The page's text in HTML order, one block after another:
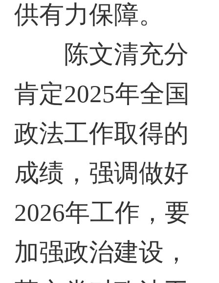
供有力保障。
陈文清充分
肯定2025年全国
政法工作取得的
成绩，强调做好
2026年工作，要
加强政治建设，